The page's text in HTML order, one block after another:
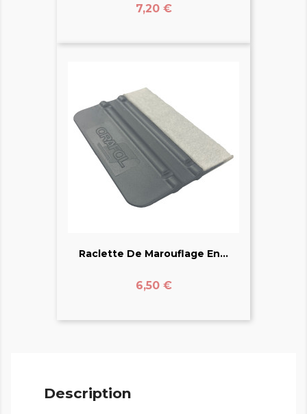
Prix
7,20 €
Raclette De Marouflage En...
Prix
6,50 €
Description